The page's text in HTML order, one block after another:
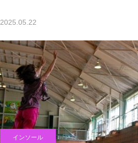
2025.05.22
インソール